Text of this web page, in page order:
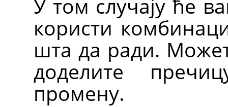
У том случају ће
користи
шта да ради.
доделите
промену.